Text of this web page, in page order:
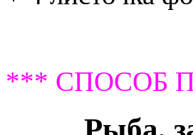
*** СПОСОБ